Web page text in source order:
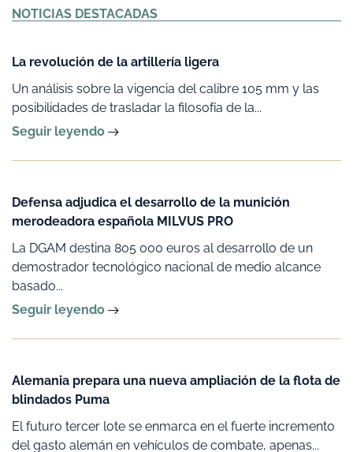
NOTICIAS DESTACADAS
La revolución de la artillería ligera
Un análisis sobre la vigencia del calibre 105 mm y las
posibilidades de trasladar la filosofía de la...
Seguir leyendo
Defensa adjudica el desarrollo de la munición
merodeadora española MILVUS PRO
La DGAM destina 805 000 euros al desarrollo de un
demostrador tecnológico nacional de medio alcance
basado...
Seguir leyendo
Alemania prepara una nueva ampliación de la flota de
blindados Puma
El futuro tercer lote se enmarca en el fuerte incremento
del gasto alemán en vehículos de combate, apenas...